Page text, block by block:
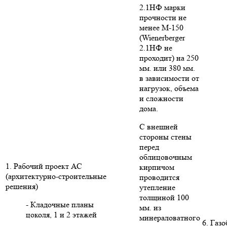
1. Рабочий проект АС
(архитектурно-строительные
решения)
- Кладочные планы
цоколя, 1 и 2 этажей
2.1НФ марки
прочности не
менее М-150
(Wienerberger
2.1НФ не
проходит) на 250
мм. или 380 мм.
в зависимости от
нагрузок, объема
и сложности
дома.
С внешней
стороны стены
перед
облицовочным
кирпичом
проводится
утепление
толщиной 100
мм. из
минераловатного
6.